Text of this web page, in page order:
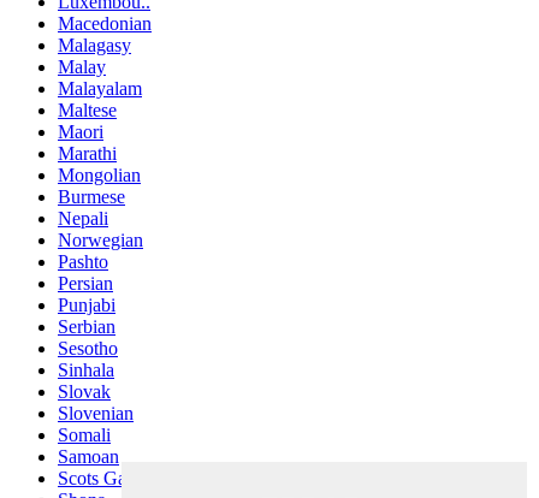
Macedonian
Malagasy
Malay
Malayalam
Maltese
Maori
Marathi
Mongolian
Burmese
Nepali
Norwegian
Pashto
Persian
Punjabi
Serbian
Sesotho
Sinhala
Slovak
Slovenian
Somali
Samoan
Scots Gaelic